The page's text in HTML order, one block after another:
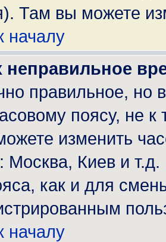
Там вы можете
началу
правильное, но
поясу, не
изменить
Москва, Киев и
как и для
началу